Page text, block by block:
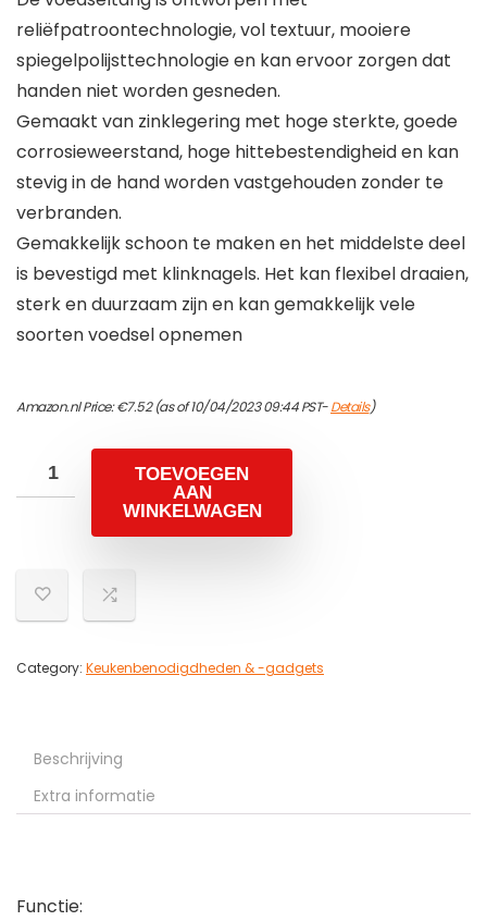
reliëfpatroontechnologie, vol textuur, mooiere
spiegelpolijsttechnologie en kan ervoor zorgen dat
handen niet worden gesneden.
Gemaakt van zinklegering met hoge sterkte, goede
corrosieweerstand, hoge hittebestendigheid en kan
stevig in de hand worden vastgehouden zonder te
verbranden.
Gemakkelijk schoon te maken en het middelste deel
is bevestigd met klinknagels. Het kan flexibel draaien,
sterk en duurzaam zijn en kan gemakkelijk vele
soorten voedsel opnemen
Amazon.nl Price:€7.52(as of 10/04/2023 09:44 PST-Details)
TOEVOEGEN
AAN
WINKELWAGEN
Category: Keukenbenodigdheden & -gadgets
Beschrijving
Extra informatie
Functie: